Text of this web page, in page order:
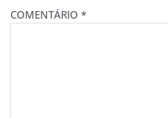
COMENTÁRIO *